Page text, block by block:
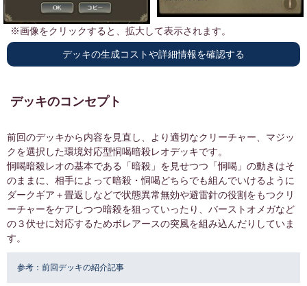
※画像をクリックすると、拡大して表示されます。
デッキの生成コストや詳細情報を確認する
デッキのレアリティ
L 3
SR 7
R 7
C 3
※現在、すべてのカードをピース1個で生成可能です。
デッキのコンセプト
前回のデッキから内容を見直し、より適切なクリーチャー、マジッ
クを選択した環境対応型恫喝暗殺レオデッキです。
恫喝暗殺レオの基本である「暗殺」を見せつつ「恫喝」の動きはそ
のままに、相手によって暗殺・恫喝どちらでも組んでいけるように
ダークギア＋畳返しなどで状態異常無効や避雷針の役割をもつクリ
ーチャーをケアしつつ暗殺を狙っていったり、バーストオメガなど
の３伏せに対応するためボレアースの突風を組み込んだりしていま
す。
参考： 前回デッキの紹介記事